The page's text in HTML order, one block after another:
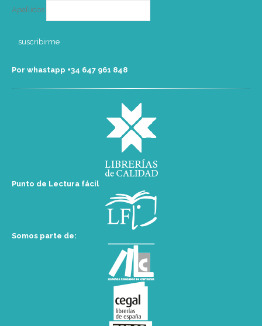
Apellidos
Por whastapp +34 ‭647 961 848‬
Punto de Lectura fácil
Somos parte de: